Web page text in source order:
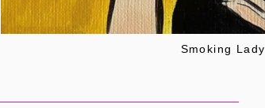
Smoking Lady